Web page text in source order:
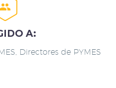


A:
Directores de PYMES